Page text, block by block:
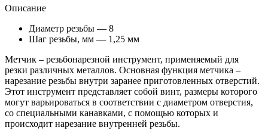
Описание
Диаметр резьбы — 8
Шаг резьбы, мм — 1,25 мм
Метчик – резьбонарезной инструмент, применяемый для
резки различных металлов. Основная функция метчика –
нарезание резьбы внутри заранее приготовленных отверстий.
Этот инструмент представляет собой винт, размеры которого
могут варьироваться в соответствии с диаметром отверстия,
со специальными канавками, с помощью которых и
происходит нарезание внутренней резьбы.